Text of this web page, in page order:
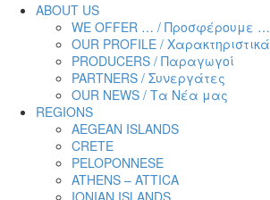
ABOUT US
WE OFFER … / Προσφέρουμε …
OUR PROFILE / Χαρακτηριστικά
PRODUCERS / Παραγωγοί
PARTNERS / Συνεργάτες
OUR NEWS / Τα Νέα μας
REGIONS
AEGEAN ISLANDS
CRETE
PELOPONNESE
ATHENS – ATTICA